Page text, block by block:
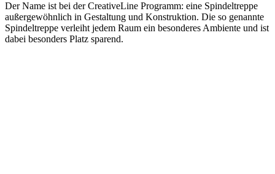
Der Name ist bei der CreativeLine Programm: eine Spindeltreppe
außergewöhnlich in Gestaltung und Konstruktion. Die so genannte
Spindeltreppe verleiht jedem Raum ein besonderes Ambiente und ist
dabei besonders Platz sparend.